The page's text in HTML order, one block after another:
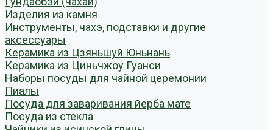
Изделия из камня
Инструменты, чахэ, подставки и другие
аксессуары
Керамика из Цзяньшуй Юньнань
Керамика из Циньчжоу Гуанси
Наборы посуды для чайной церемонии
Пиалы
Посуда для заваривания йерба мате
Посуда из стекла